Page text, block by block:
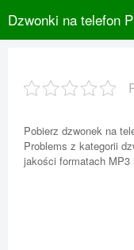
Dzwonki na telefon
Pobierz dzwonek na
Problems z kategorii
jakości formatach MP3